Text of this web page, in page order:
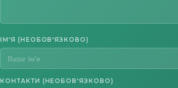
ІМ'Я (НЕОБОВ'ЯЗКОВО)
КОНТАКТИ (НЕОБОВ'ЯЗКОВО)